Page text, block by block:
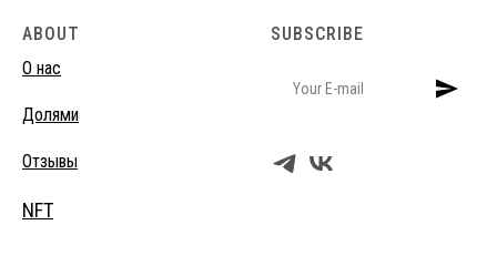
ABOUT
О нас
Долями
Отзывы
NFT
SUBSCRIBE